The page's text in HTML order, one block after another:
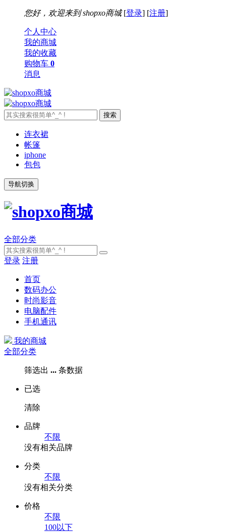
您好，欢迎来到 shopxo商城[登录] [注册]
个人中心
我的商城
我的收藏
购物车 0
消息
连衣裙
帐篷
iphone
包包
导航切换
全部分类
登录 注册
首页
数码办公
时尚影音
电脑配件
手机通讯
我的商城
全部分类
筛选出 ... 条数据
已选
清除
品牌
不限
没有相关品牌
分类
不限
没有相关分类
价格
不限
100以下